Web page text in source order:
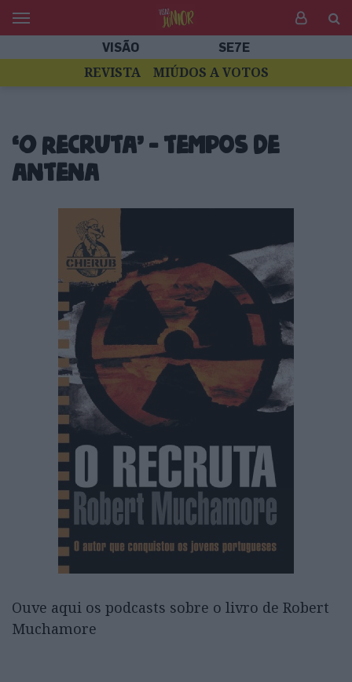
VISÃO SE7E
REVISTA MIÚDOS A VOTOS
‘O Recruta’ – tempos de
antena
Ouve aqui os podcasts sobre o livro de Robert
Muchamore